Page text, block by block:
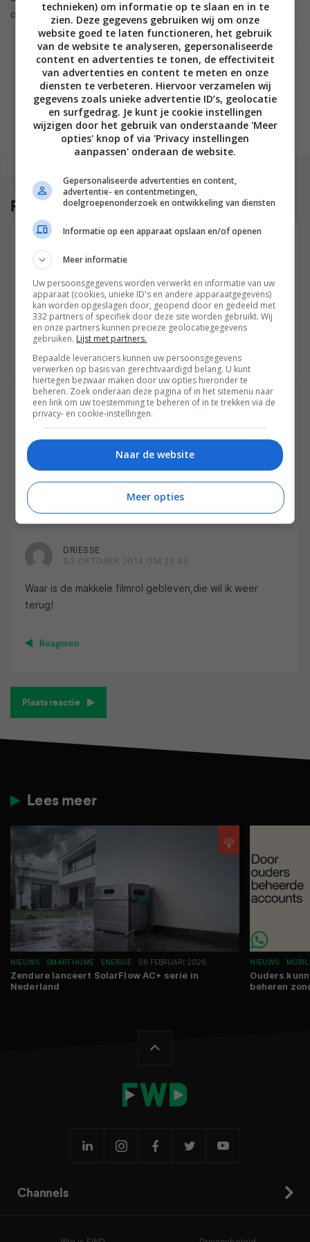
derden te gebruiken.
GESCHREVEN DOOR
MARTIJN CHEL
Reacties(3)
03 OKTOBER 2014 OM 23:37
De foto’s zijn niet zo goed meer te zien als voorheen,
het album met onderaan de inhoud is verdwenen. Kan
dit hersteld worden?
Reageren
DRIESSE
03 OKTOBER 2014 OM 23:40
Het fotoalbum met onderaan in het klein is weg. Kan dit
als eerst worden hersteld?
DRIESSE
03 OKTOBER 2014 OM 23:45
Waar is de makkele filmrol gebleven,die wil ik weer
terug!
Reageren
Plaats reactie
Lees meer
NIEUWS SMARTHOME ENERGIE 06 FEBRUARI 2026
Zendure lanceert SolarFlow AC+ serie in
Nederland
NIEUWS
Ouders
beheren
Channels
technieken) om informatie op te slaan en in te
zien. Deze gegevens gebruiken wij om onze
website goed te laten functioneren, het gebruik
van de website te analyseren, gepersonaliseerde
content en advertenties te tonen, de effectiviteit
van advertenties en content te meten en onze
diensten te verbeteren. Hiervoor verzamelen wij
gegevens zoals unieke advertentie ID’s, geolocatie
en surfgedrag. Je kunt je cookie instellingen
wijzigen door het gebruik van onderstaande 'Meer
opties' knop of via 'Privacy instellingen
aanpassen' onderaan de website.
Gepersonaliseerde advertenties en content,
advertentie- en contentmetingen,
doelgroepenonderzoek en ontwikkeling van diensten
Informatie op een apparaat opslaan en/of openen
Meer informatie
Uw persoonsgegevens worden verwerkt en informatie van uw
apparaat (cookies, unieke ID's en andere apparaatgegevens)
kan worden opgeslagen door, geopend door en gedeeld met
332 partners of specifiek door deze site worden gebruikt. Wij
en onze partners kunnen precieze geolocatiegegevens
gebruiken. Lijst met partners.
Bepaalde leveranciers kunnen uw persoonsgegevens
verwerken op basis van gerechtvaardigd belang. U kunt
hiertegen bezwaar maken door uw opties hieronder te
beheren. Zoek onderaan deze pagina of in het sitemenu naar
een link om uw toestemming te beheren of in te trekken via de
privacy- en cookie-instellingen.
Naar de website
Meer opties